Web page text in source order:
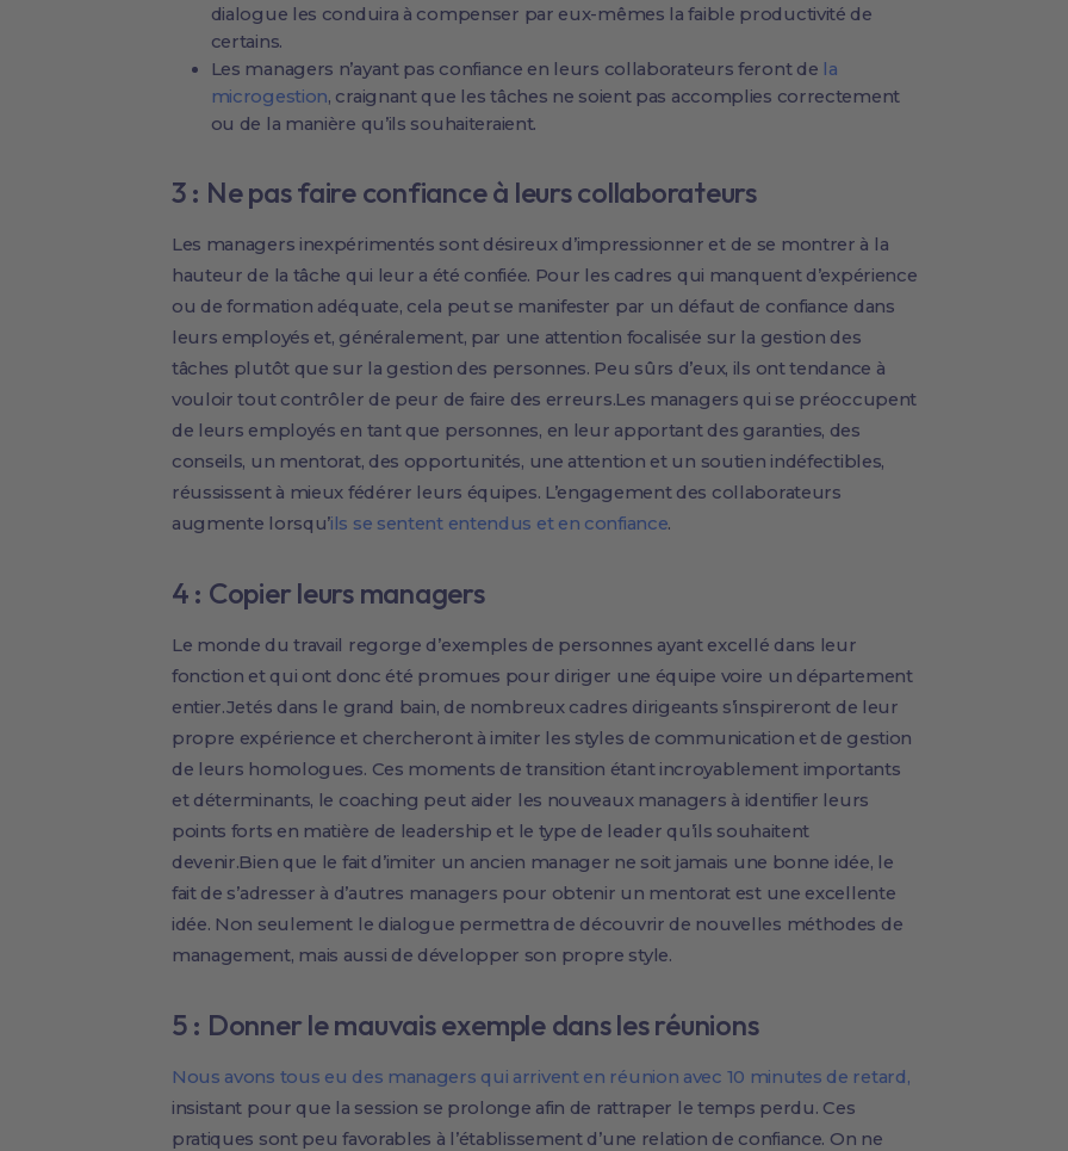
dialogue les conduira à compenser par eux-mêmes la faible productivité de
certains.
Les managers n’ayant pas confiance en leurs collaborateurs feront de la
microgestion, craignant que les tâches ne soient pas accomplies correctement
ou de la manière qu’ils souhaiteraient.
3 : Ne pas faire confiance à leurs collaborateurs
Les managers inexpérimentés sont désireux d’impressionner et de se montrer à la
hauteur de la tâche qui leur a été confiée. Pour les cadres qui manquent d’expérience
ou de formation adéquate, cela peut se manifester par un défaut de confiance dans
leurs employés et, généralement, par une attention focalisée sur la gestion des
tâches plutôt que sur la gestion des personnes. Peu sûrs d’eux, ils ont tendance à
vouloir tout contrôler de peur de faire des erreurs.Les managers qui se préoccupent
de leurs employés en tant que personnes, en leur apportant des garanties, des
conseils, un mentorat, des opportunités, une attention et un soutien indéfectibles,
réussissent à mieux fédérer leurs équipes. L’engagement des collaborateurs
augmente lorsqu’ils se sentent entendus et en confiance.
4 : Copier leurs managers
Le monde du travail regorge d’exemples de personnes ayant excellé dans leur
fonction et qui ont donc été promues pour diriger une équipe voire un département
entier.Jetés dans le grand bain, de nombreux cadres dirigeants s’inspireront de leur
propre expérience et chercheront à imiter les styles de communication et de gestion
de leurs homologues. Ces moments de transition étant incroyablement importants
et déterminants, le coaching peut aider les nouveaux managers à identifier leurs
points forts en matière de leadership et le type de leader qu’ils souhaitent
devenir.Bien que le fait d’imiter un ancien manager ne soit jamais une bonne idée, le
fait de s’adresser à d’autres managers pour obtenir un mentorat est une excellente
idée. Non seulement le dialogue permettra de découvrir de nouvelles méthodes de
management, mais aussi de développer son propre style.
5 : Donner le mauvais exemple dans les réunions
Nous avons tous eu des managers qui arrivent en réunion avec 10 minutes de retard,
insistant pour que la session se prolonge afin de rattraper le temps perdu. Ces
pratiques sont peu favorables à l’établissement d’une relation de confiance. On ne